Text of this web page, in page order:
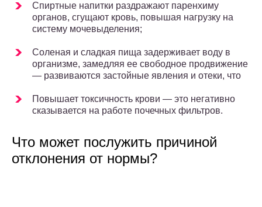
Спиртные напитки раздражают паренхиму
органов, сгущают кровь, повышая нагрузку на
систему мочевыделения;
Соленая и сладкая пища задерживает воду в
организме, замедляя ее свободное продвижение
— развиваются застойные явления и отеки, что
Повышает токсичность крови — это негативно
сказывается на работе почечных фильтров.
Что может послужить причиной
отклонения от нормы?